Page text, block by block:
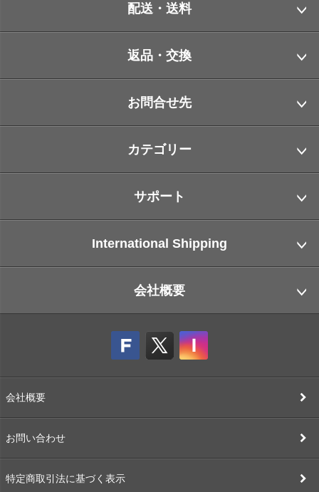
配送・送料
返品・交換
お問合せ先
カテゴリー
サポート
International Shipping
会社概要
会社概要
お問い合わせ
特定商取引法に基づく表示